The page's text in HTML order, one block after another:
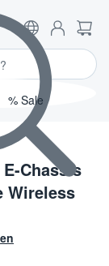
% Sale
Chassis
Wireless